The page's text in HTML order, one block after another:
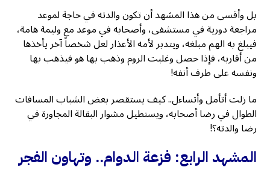
بل وأقسى من هذا المشهد أن تكون والدته في حاجة لموعد
مراجعة دورية في مستشفى، وأصحابه في موعد مع وليمة هامة،
فيبلغ به الهم مبلغه، ويتدبر لأمه الأعذار لعل شخصاً آخر يأخذها
من أقاربه، فإذا حصل وغلبت الروم وذهب بها هو فيذهب بها
ونفسه على طرف أنفه!
ما زلت أتأمل وأتساءل.. كيف يستقصر بعض الشباب المسافات
الطوال في رضا أصحابه، ويستطيل مشوار البقالة المجاورة في
رضا والدته؟!
المشهد الرابع: فزعة الدوام.. وتهاون الفجر